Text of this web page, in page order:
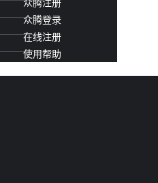
众腾登录
在线注册
使用帮助